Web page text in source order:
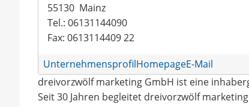
55130 Mainz
Tel.: 06131144090
Fax: 0613114409 22
UnternehmensprofilHomepageE-Mail
dreivorzwölf marketing GmbH ist eine
Seit 30 Jahren begleitet dreivorzwölf